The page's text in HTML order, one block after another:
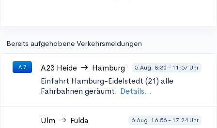
Bereits aufgehobene Verkehrsmeldungen
A 7 A23 Heide Hamburg 5.Aug. 8:30 - 11:57 Uhr
Einfahrt Hamburg-Eidelstedt (21) alle
Fahrbahnen geräumt. Details...
Ulm Fulda 6.Aug. 16:56 - 17:24 Uhr